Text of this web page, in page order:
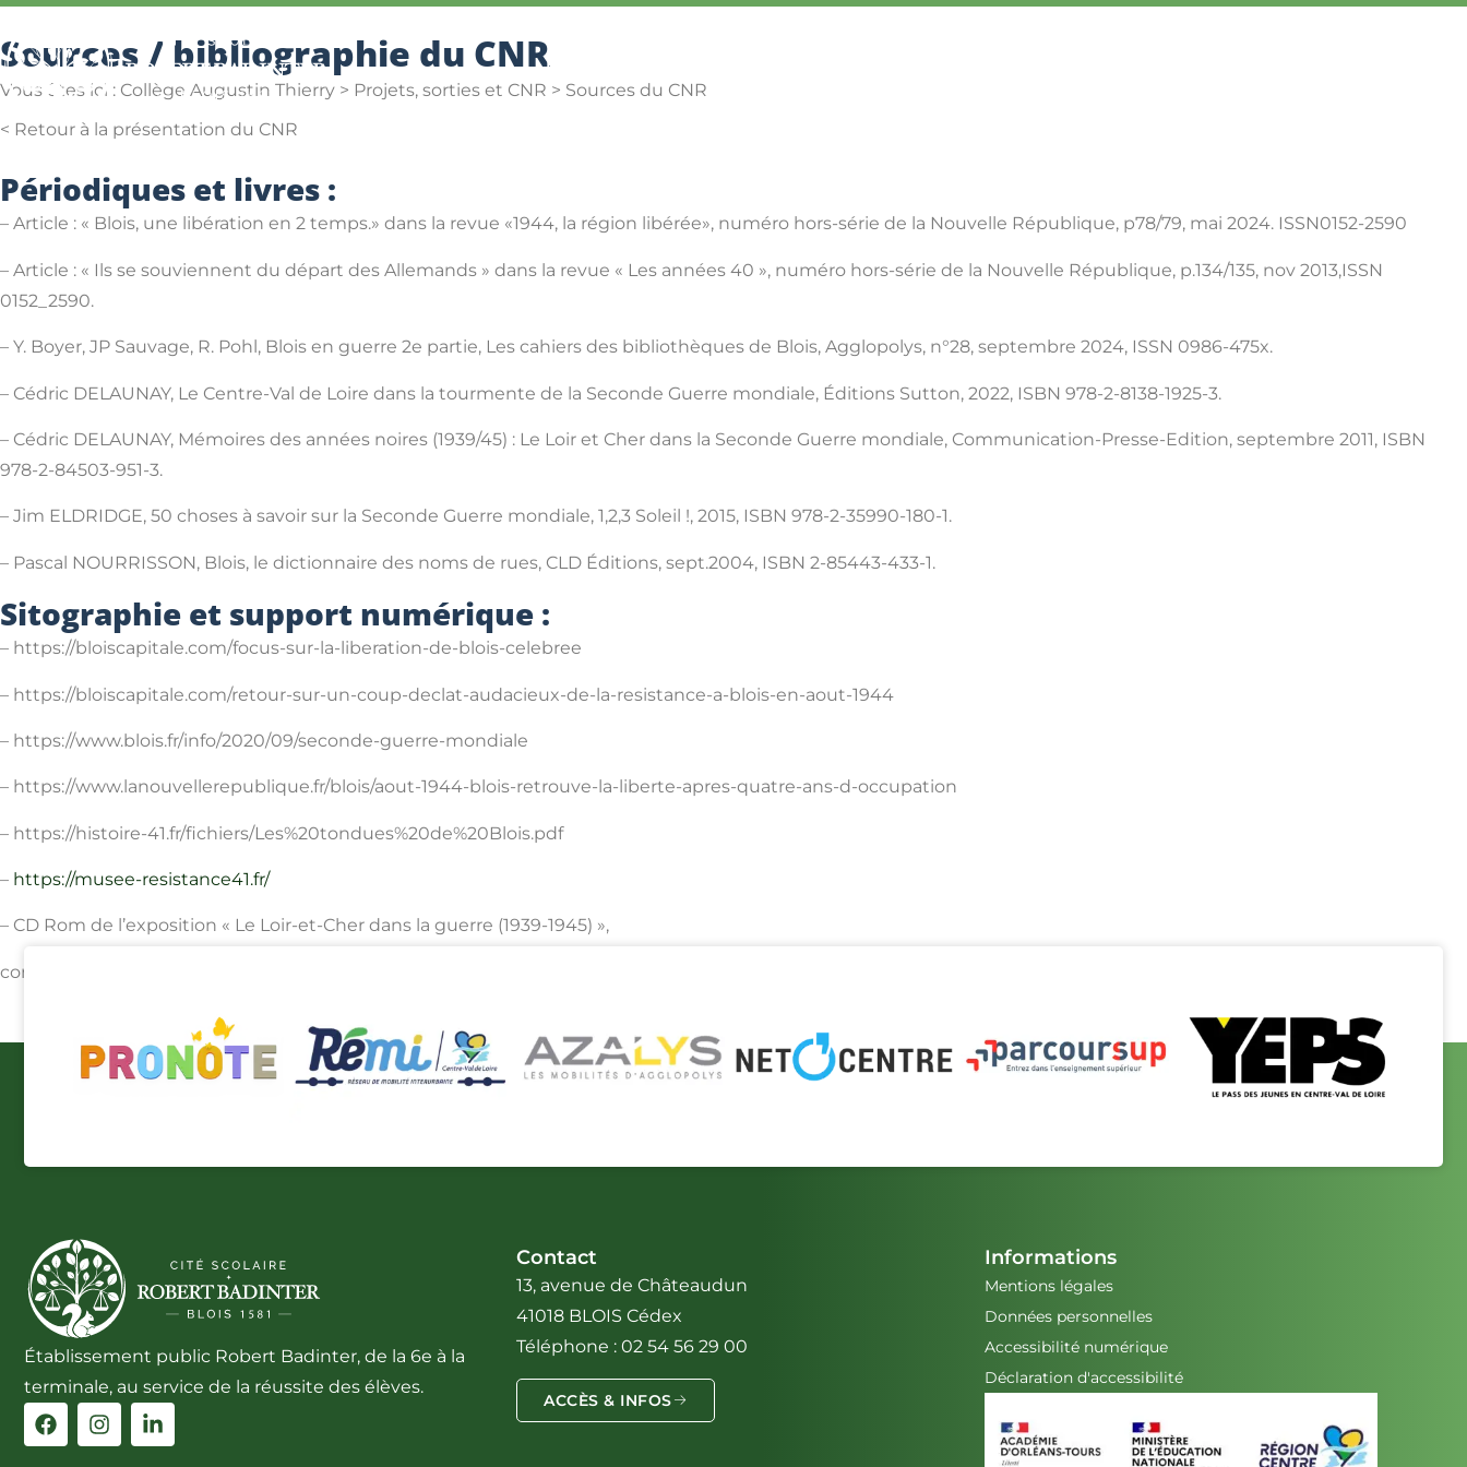
LA CITÉ SCOLAIRE
Sources / bibliographie du CNR
Vous êtes ici : Collège Augustin Thierry > Projets, sorties et CNR > Sources du CNR
< Retour à la présentation du CNR
Périodiques et livres :
– Article : « Blois, une libération en 2 temps.» dans la revue «1944, la région libérée», numéro hors-série de la Nouvelle République, p78/79, mai 2024. ISSN0152-2590
– Article : « Ils se souviennent du départ des Allemands » dans la revue « Les années 40 », numéro hors-série de la Nouvelle République, p.134/135, nov 2013,ISSN
0152_2590.
– Y. Boyer, JP Sauvage, R. Pohl, Blois en guerre 2e partie, Les cahiers des bibliothèques de Blois, Agglopolys, n°28, septembre 2024, ISSN 0986-475x.
– Cédric DELAUNAY, Le Centre-Val de Loire dans la tourmente de la Seconde Guerre mondiale, Éditions Sutton, 2022, ISBN 978-2-8138-1925-3.
– Cédric DELAUNAY, Mémoires des années noires (1939/45) : Le Loir et Cher dans la Seconde Guerre mondiale, Communication-Presse-Edition, septembre 2011, ISBN
978-2-84503-951-3.
– Jim ELDRIDGE, 50 choses à savoir sur la Seconde Guerre mondiale, 1,2,3 Soleil !, 2015, ISBN 978-2-35990-180-1.
– Pascal NOURRISSON, Blois, le dictionnaire des noms de rues, CLD Éditions, sept.2004, ISBN 2-85443-433-1.
Sitographie et support numérique :
– https://bloiscapitale.com/focus-sur-la-liberation-de-blois-celebree
– https://bloiscapitale.com/retour-sur-un-coup-declat-audacieux-de-la-resistance-a-blois-en-aout-1944
– https://www.blois.fr/info/2020/09/seconde-guerre-mondiale
– https://www.lanouvellerepublique.fr/blois/aout-1944-blois-retrouve-la-liberte-apres-quatre-ans-d-occupation
– https://histoire-41.fr/fichiers/Les%20tondues%20de%20Blois.pdf
– https://musee-resistance41.fr/
– CD Rom de l’exposition « Le Loir-et-Cher dans la guerre (1939-1945) »,
conseil départemental du 41
Établissement public Robert Badinter, de la 6e à la
terminale, au service de la réussite des élèves.
Contact
13, avenue de Châteaudun
41018 BLOIS Cédex
Téléphone : 02 54 56 29 00
ACCÈS & INFOS
Informations
Mentions légales
Données personnelles
Accessibilité numérique
Déclaration d'accessibilité